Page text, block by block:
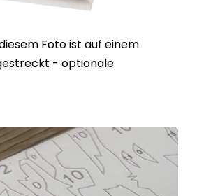
Foto ist auf einem
- optionale